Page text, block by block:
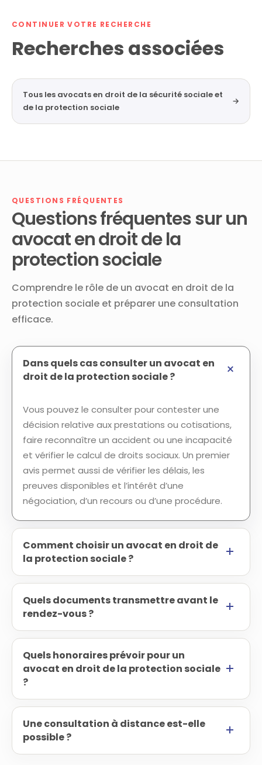
CONTINUER VOTRE RECHERCHE
Recherches associées
Tous les avocats en droit de la sécurité sociale et
de la protection sociale
→
QUESTIONS FRÉQUENTES
Questions fréquentes sur un
avocat en droit de la
protection sociale
Comprendre le rôle de un avocat en droit de la
protection sociale et préparer une consultation
efficace.
Dans quels cas consulter un avocat en
droit de la protection sociale ?
Vous pouvez le consulter pour contester une
décision relative aux prestations ou cotisations,
faire reconnaître un accident ou une incapacité
et vérifier le calcul de droits sociaux. Un premier
avis permet aussi de vérifier les délais, les
preuves disponibles et l’intérêt d’une
négociation, d’un recours ou d’une procédure.
Comment choisir un avocat en droit de
la protection sociale ?
Quels documents transmettre avant le
rendez-vous ?
Quels honoraires prévoir pour un
avocat en droit de la protection sociale
?
Une consultation à distance est-elle
possible ?